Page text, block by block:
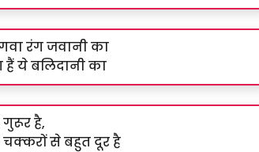
रंग जवानी का
ये बलिदानी का
है,
चक्करों से बहुत दूर है